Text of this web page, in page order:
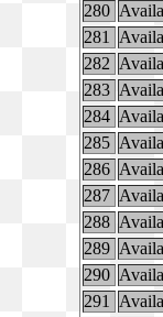
280
281
282
283
284
285
286
287
288
289
290
291